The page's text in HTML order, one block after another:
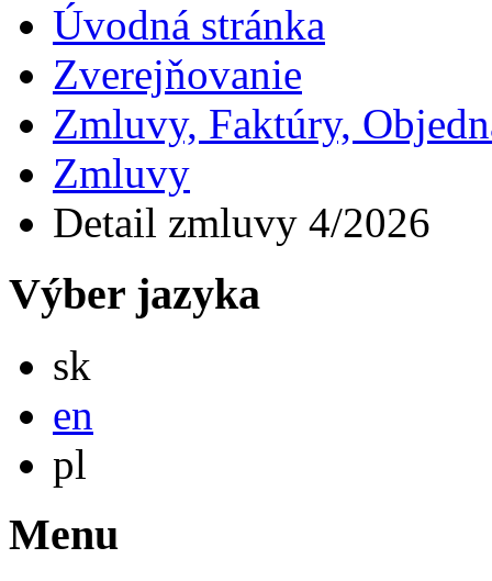
Úvodná stránka
Zverejňovanie
Zmluvy, Faktúry,
Zmluvy
Detail zmluvy 4/2026
Výber jazyka
sk
en
pl
Menu